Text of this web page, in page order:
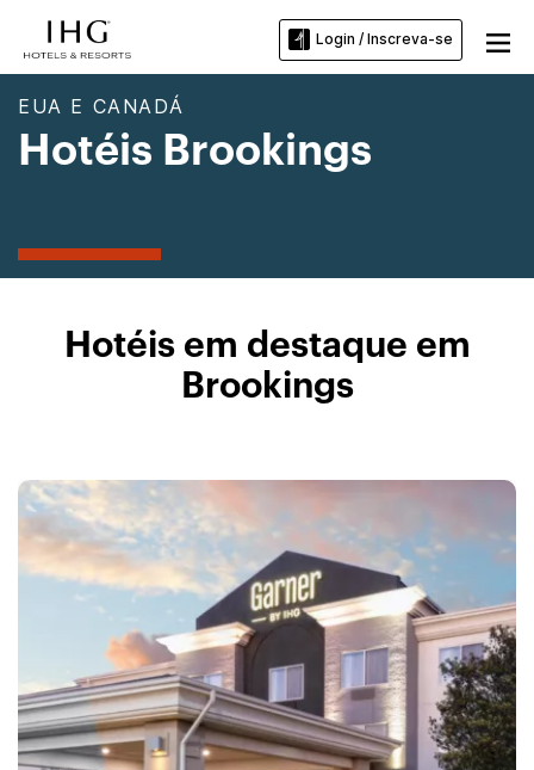
Login / Inscreva-se
EUA E CANADÁ
Hotéis Brookings
Hotéis em destaque em
Brookings